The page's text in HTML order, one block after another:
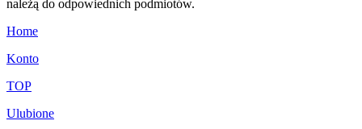
należą do odpowiednich podmiotów.
Home
Konto
TOP
Ulubione